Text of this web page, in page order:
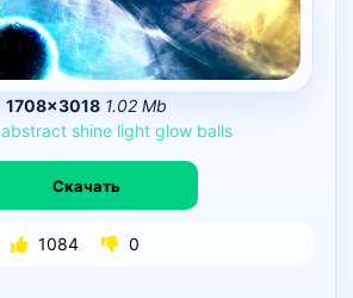
1708×3018 1.02 Mb
abstract shine light glow balls
Скачать
1084 0